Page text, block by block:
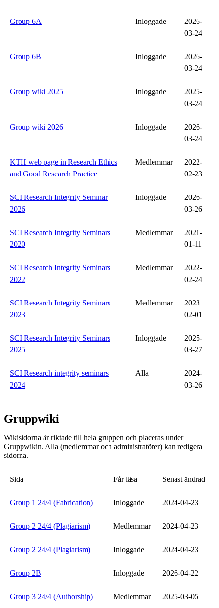
Group 6A Inloggade
2026-
03-24
Group 6B Inloggade
2026-
03-24
Group wiki 2025 Inloggade
2025-
03-24
Group wiki 2026 Inloggade
2026-
03-24
KTH web page in Research Ethics
and Good Research Practice
Medlemmar
2022-
02-23
SCI Research Integrity Seminar
2026
Inloggade
2026-
03-26
SCI Research Integrity Seminars
2020
Medlemmar
2021-
01-11
SCI Research Integrity Seminars
2022
Medlemmar
2022-
02-24
SCI Research Integrity Seminars
2023
Medlemmar
2023-
02-01
SCI Research Integrity Seminars
2025
Inloggade
2025-
03-27
SCI Research integrity seminars
2024
Alla
2024-
03-26
Gruppwiki
Wikisidorna är riktade till hela gruppen och placeras under
Gruppwikin. Alla (medlemmar och administratörer) kan redigera
sidorna.
Sida Får läsa Senast ändrad
Group 1 24/4 (Fabrication) Inloggade 2024-04-23
Group 2 24/4 (Plagiarism) Medlemmar 2024-04-23
Group 2 24/4 (Plagiarism) Inloggade 2024-04-23
Group 2B Inloggade 2026-04-22
Group 3 24/4 (Authorship) Medlemmar 2025-03-05